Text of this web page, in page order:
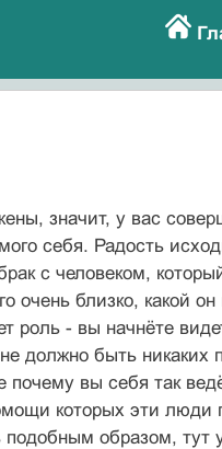
значит, у вас
себя. Радость
с человеком,
близко, какой
роль - вы начнёте
должно быть
вы себя так
которых эти люди
образом,